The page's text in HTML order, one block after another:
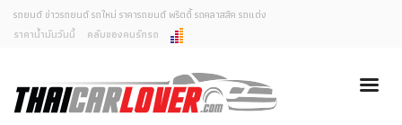
ยกเลิกการแจ้งเตือน
คุณต้องการยกเลิกการแจ้งเตือนข่าวสารเมื่อมีการอัพเดต
ใช่หรือไม่?
รถยนต์ ข่าวรถยนต์ รถใหม่ ราคารถยนต์ พริตตี้ รถคลาสสิค รถแต่ง
ราคาน้ำมันวันนี้
คลับของคนรักรถ
รถใหม่